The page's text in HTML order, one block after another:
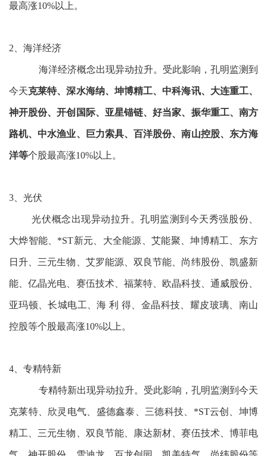
最高涨10%以上。
2、海洋经济
海洋经济概念出现异动拉升。受此影响，孔明监测到
今天克莱特、深水海纳、坤博精工、中科海讯、大连重工、
神开股份、开创国际、亚星锚链、好当家、振华重工、南方
路机、中水渔业、巨力索具、百洋股份、南山控股、东方海
洋等个股最高涨10%以上。
3、光伏
光伏概念出现异动拉升。孔明监测到今天秀强股份、
大烨智能、*ST新元、大全能源、艾能聚、坤博精工、东方
日升、三元生物、艾罗能源、双良节能、尚纬股份、凯盛新
能、亿晶光电、赛伍技术、福莱特、欧晶科技、通威股份、
亚玛顿、长城电工、海 利 得、金晶科技、耀皮玻璃、南山
控股等个股最高涨10%以上。
4、专精特新
专精特新出现异动拉升。受此影响，孔明监测到今天
克莱特、欣灵电气、盛德鑫泰、三德科技、*ST云创、坤博
精工、三元生物、双良节能、康达新材、赛伍技术、博菲电